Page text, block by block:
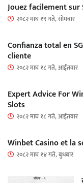
Jouez facilement
२०८२ माघ १९ गते, सोमबार
Confianza total en
cliente
२०८२ माघ १८ गते, आईतवार
Expert Advice For
Slots
२०८२ माघ १८ गते, आईतवार
Winbet Casino et la
२०८२ माघ १४ गते, बुधबार